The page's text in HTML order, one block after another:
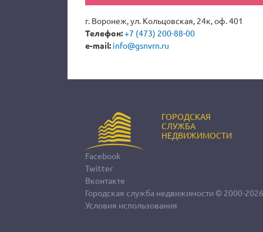
г. Воронеж, ул. Кольцовская, 24к, оф. 401
Телефон:+7 (473) 200-88-00
e-mail: info@gsnvrn.ru
ГОРОДСКАЯ
СЛУЖБА
НЕДВИЖИМОСТИ
Facebook
Twitter
Вконтакте
Городская служба недвижимости © 2000-2026
Условия использования